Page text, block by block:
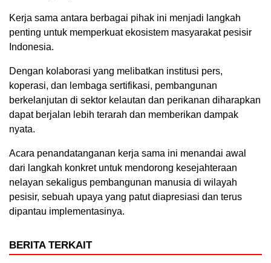
Kerja sama antara berbagai pihak ini menjadi langkah
penting untuk memperkuat ekosistem masyarakat pesisir
Indonesia.
Dengan kolaborasi yang melibatkan institusi pers,
koperasi, dan lembaga sertifikasi, pembangunan
berkelanjutan di sektor kelautan dan perikanan diharapkan
dapat berjalan lebih terarah dan memberikan dampak
nyata.
Acara penandatanganan kerja sama ini menandai awal
dari langkah konkret untuk mendorong kesejahteraan
nelayan sekaligus pembangunan manusia di wilayah
pesisir, sebuah upaya yang patut diapresiasi dan terus
dipantau implementasinya.
BERITA TERKAIT